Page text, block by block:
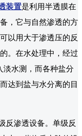
装置是利用半透膜在
，它与自然渗透的方
以用大于渗透压的反
。在水处理中，经过
淡水测，而各种盐分
达到盐与水分离的目
渗透设备。单级反